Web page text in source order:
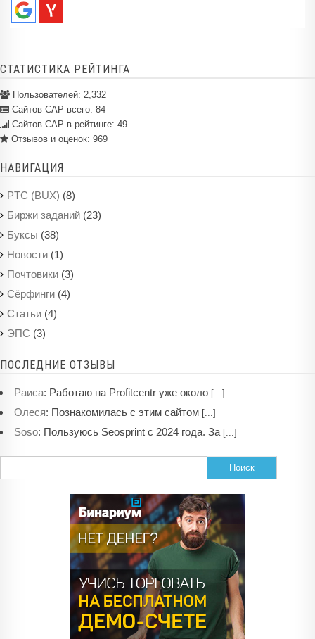
СТАТИСТИКА РЕЙТИНГА
Пользователей: 2,332
Сайтов САР всего: 84
Сайтов САР в рейтинге: 49
Отзывов и оценок: 969
НАВИГАЦИЯ
PTC (BUX) (8)
Биржи заданий (23)
Буксы (38)
Новости (1)
Почтовики (3)
Сёрфинги (4)
Статьи (4)
ЭПС (3)
ПОСЛЕДНИЕ ОТЗЫВЫ
Раиса: Работаю на Profitcentr уже около [...]
Олеся: Познакомилась с этим сайтом [...]
Soso: Пользуюсь Seosprint с 2024 года. За [...]